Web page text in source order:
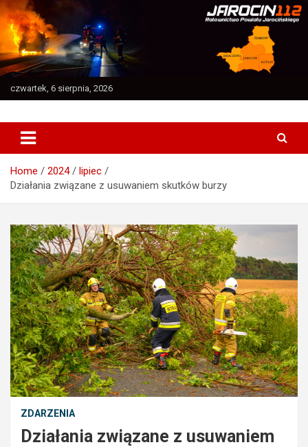
Skip
to
content
czwartek, 6 sierpnia, 2026
Jarocin112
Home 2024
lipiec
Działania związane z usuwaniem skutków burzy
ZDARZENIA
Działania związane z usuwaniem